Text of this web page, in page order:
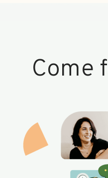
Come